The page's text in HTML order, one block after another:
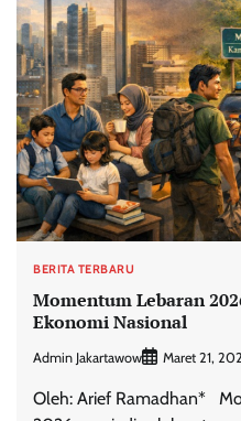
BERITA TERBARU
Momentum Lebaran
Ekonomi Nasional
Admin Jakartawow Maret 21,
Oleh: Arief Ramadhan*